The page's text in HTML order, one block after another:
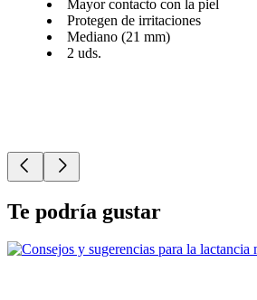
Mayor contacto con la piel
Protegen de irritaciones
Mediano (21 mm)
2 uds.
Te podría gustar